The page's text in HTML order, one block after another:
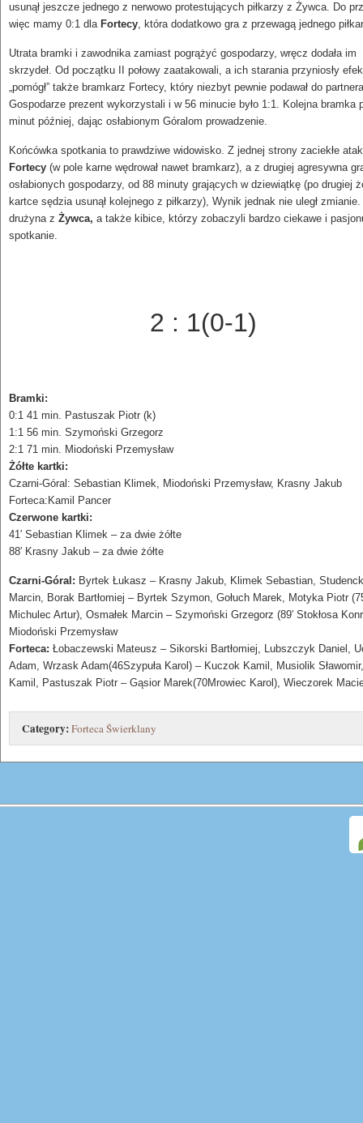
usunął jeszcze jednego z nerwowo protestujących piłkarzy z Żywca. Do
więc mamy 0:1 dlaFortecy, która dodatkowo gra z przewagą jednego
Utrata bramki i zawodnika zamiast pogrążyć gospodarzy, wręcz dodała im
skrzydeł. Od początku II połowy zaatakowali, a ich starania przyniosły
„pomógł” także bramkarz Fortecy, który niezbyt pewnie podawał do
Gospodarze prezent wykorzystali i w 56 minucie było 1:1. Kolejna bramka
minut później, dając osłabionym Góralom prowadzenie.
Końcówka spotkania to prawdziwe widowisko. Z jednej strony zaciekłe
Fortecy (w pole karne wędrował nawet bramkarz), a z drugiej agresywna
osłabionych gospodarzy, od 88 minuty grających w dziewiątkę (po drugiej
kartce sędzia usunął kolejnego z piłkarzy), Wynik jednak nie uległ zmianie.
drużyna z Żywca, a także kibice, którzy zobaczyli bardzo ciekawe i
spotkanie.
2 : 1(0-1)
Bramki:
0:1 41 min. Pastuszak Piotr (k)
1:1 56 min. Szymoński Grzegorz
2:1 71 min. Miodoński Przemysław
Żółte kartki:
Czarni-Góral: Sebastian Klimek, Miodoński Przemysław, Krasny Jakub
Forteca:Kamil Pancer
Czerwone kartki:
41′ Sebastian Klimek – za dwie żółte
88′ Krasny Jakub – za dwie żółte
Czarni-Góral: Byrtek Łukasz – Krasny Jakub, Klimek Sebastian,
Marcin, Borak Bartłomiej – Byrtek Szymon, Gołuch Marek, Motyka Piotr
Michulec Artur), Osmałek Marcin – Szymoński Grzegorz (89′ Stokłosa
Miodoński Przemysław
Forteca: Łobaczewski Mateusz – Sikorski Bartłomiej, Lubszczyk Daniel,
Adam, Wrzask Adam(46Szypuła Karol) – Kuczok Kamil, Musiolik
Kamil, Pastuszak Piotr – Gąsior Marek(70Mrowiec Karol), Wieczorek
Category:Forteca Świerklany